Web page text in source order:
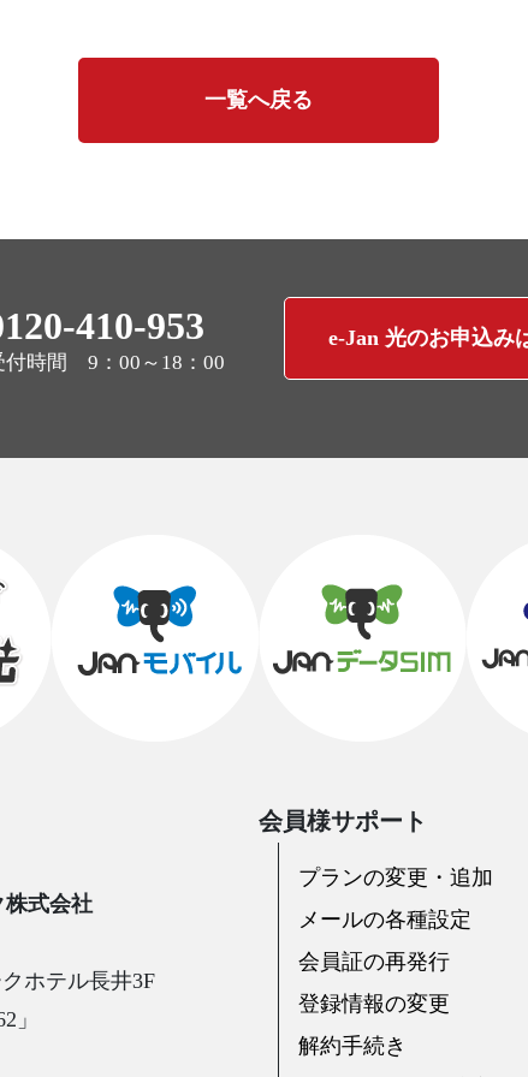
一覧へ戻る
410-953
付時間 9：00～18：00
e-Jan 光のお申込み
株式会社
ホテル長井3F
」
会員様サポート
プランの変更・追加
メールの各種設定
会員証の再発行
登録情報の変更
解約手続き